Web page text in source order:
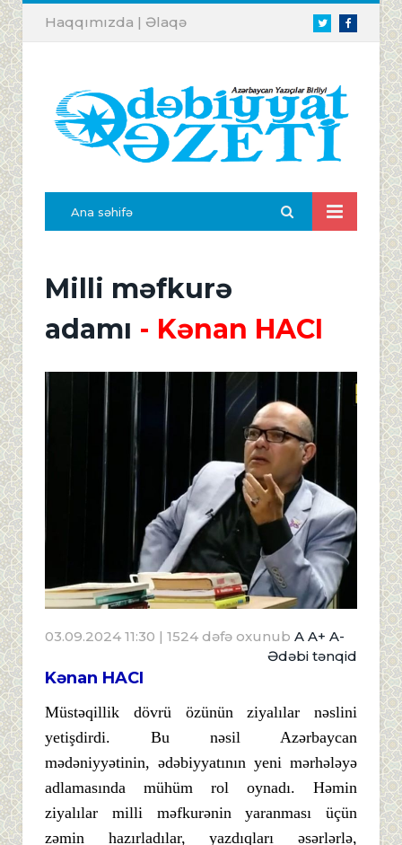
TwitterFacebook
Haqqımızda | Əlaqə
Ana səhifə
Milli məfkurə
adamı - Kənan HACI
03.09.2024 11:30 | 1524 dəfə oxunub A A+ A-
Ədəbi tənqid
Kənan HACI
Müstəqillik dövrü özünün ziyalılar nəslini
yetişdirdi. Bu nəsil Azərbaycan
mədəniyyətinin, ədəbiyyatının yeni mərhələyə
adlamasında mühüm rol oynadı. Həmin
ziyalılar milli məfkurənin yaranması üçün
zəmin hazırladılar, yazdıqları əsərlərlə,